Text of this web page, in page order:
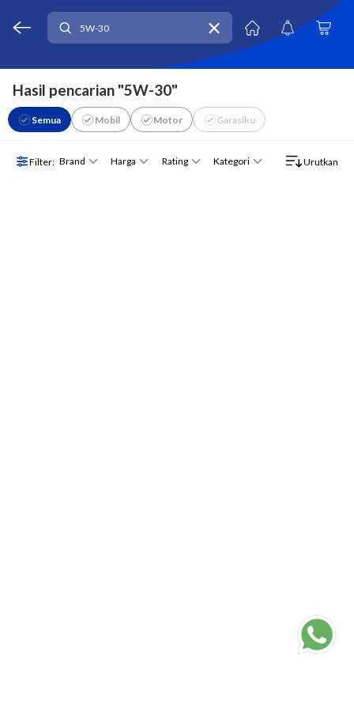
Hasil pencarian "5W-30"
Semua Mobil Motor Garasiku
Filter: Brand Harga Rating Kategori Urutkan